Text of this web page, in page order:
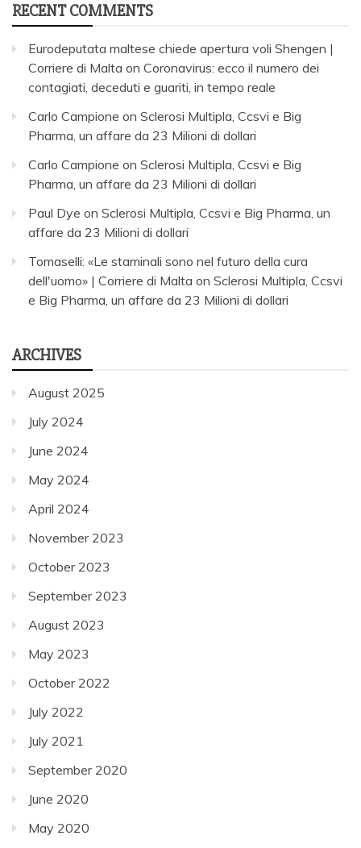
RECENT COMMENTS
Eurodeputata maltese chiede apertura voli Shengen |
Corriere di Malta on Coronavirus: ecco il numero dei
contagiati, deceduti e guariti, in tempo reale
Carlo Campione on Sclerosi Multipla, Ccsvi e Big
Pharma, un affare da 23 Milioni di dollari
Carlo Campione on Sclerosi Multipla, Ccsvi e Big
Pharma, un affare da 23 Milioni di dollari
Paul Dye on Sclerosi Multipla, Ccsvi e Big Pharma, un
affare da 23 Milioni di dollari
Tomaselli: «Le staminali sono nel futuro della cura
dell'uomo» | Corriere di Malta on Sclerosi Multipla, Ccsvi
e Big Pharma, un affare da 23 Milioni di dollari
ARCHIVES
August 2025
July 2024
June 2024
May 2024
April 2024
November 2023
October 2023
September 2023
August 2023
May 2023
October 2022
July 2022
July 2021
September 2020
June 2020
May 2020